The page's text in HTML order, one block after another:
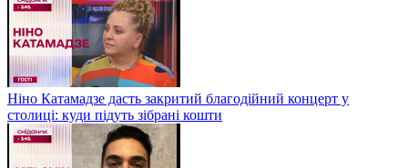
Ніно Катамадзе дасть закритий благодійний концерт у
столиці: куди підуть зібрані кошти